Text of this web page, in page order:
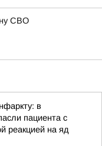
СВО
в
пациента с
реакцией на яд